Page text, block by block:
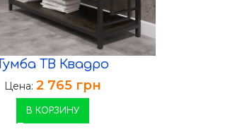
ТВ Квадро
Цена:2 765 грн
В КОРЗИНУ